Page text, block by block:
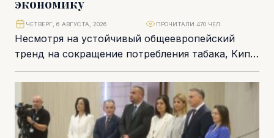
экономику
Несмотря на устойчивый общеевропейский
тренд на сокращение потребления табака, Кипр
пока не смог приблизиться к средним
показателям Европейского союза. Согласно...
ЧЕТВЕРГ, 6 АВГУСТА, 2026 ПРОЧИТАЛИ 470 ЧЕЛ.